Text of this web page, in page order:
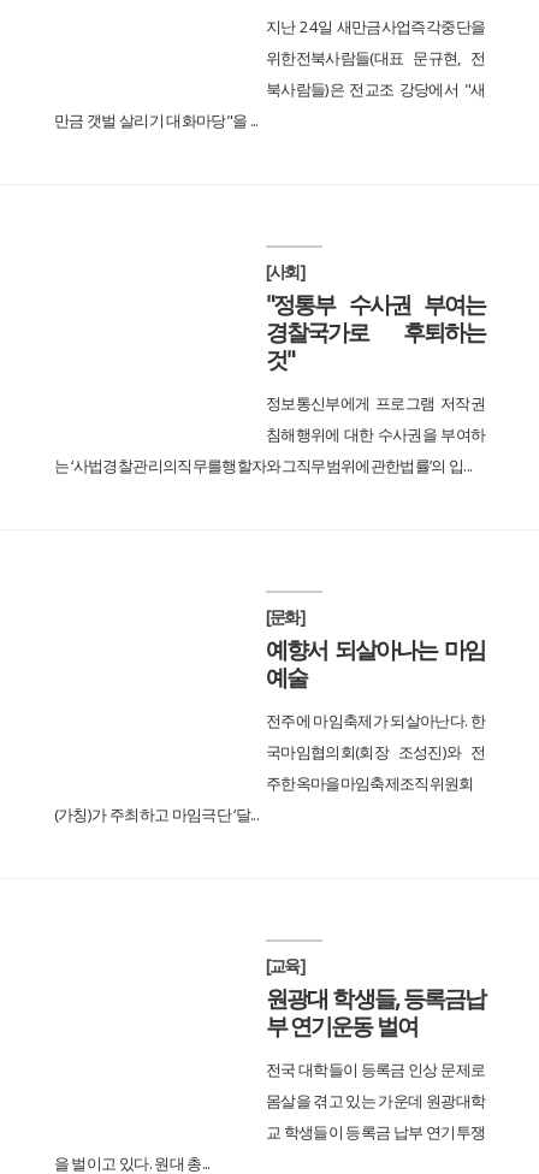
지난 24일 새만금사업즉각중단을
위한전북사람들(대표 문규현, 전
북사람들)은 전교조 강당에서 "새
만금 갯벌 살리기 대화마당"을 ...
[사회]
"정통부 수사권 부여는
경찰국가로 후퇴하는
것"
정보통신부에게 프로그램 저작권
침해행위에 대한 수사권을 부여하
는 ‘사법경찰관리의직무를행할자와그직무범위에관한법률’의 입...
[문화]
예향서 되살아나는 마임
예술
전주에 마임축제가 되살아난다. 한
국마임협의회(회장 조성진)와 전
주한옥마을마임축제조직위원회
(가칭)가 주최하고 마임극단 ‘달...
[교육]
원광대 학생들, 등록금납
부 연기운동 벌여
전국 대학들이 등록금 인상 문제로
몸살을 겪고 있는 가운데 원광대학
교 학생들이 등록금 납부 연기투쟁
을 벌이고 있다. 원대 총...